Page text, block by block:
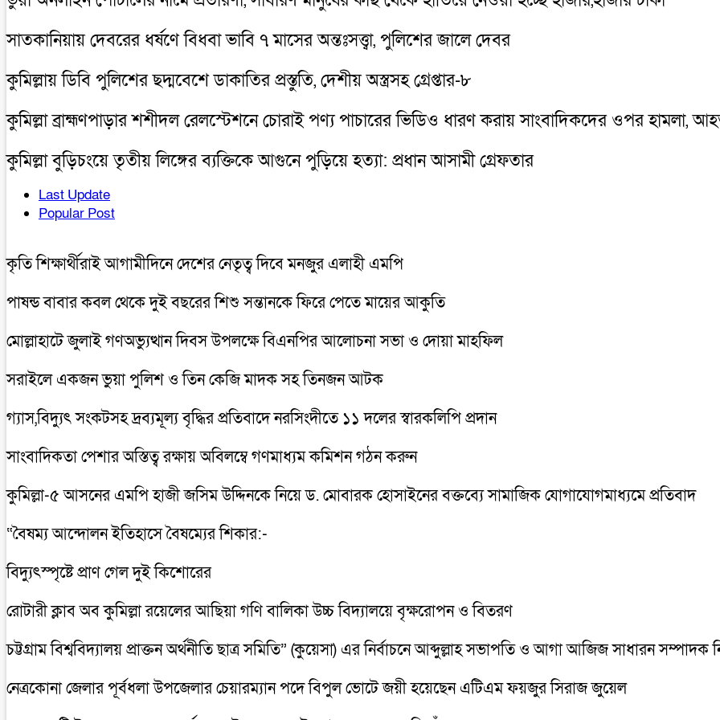
সাতকানিয়ায় দেবরের ধর্ষণে বিধবা ভাবি ৭ মাসের অন্তঃসত্ত্বা, পুলিশের জালে দেবর
কুমিল্লায় ডিবি পুলিশের ছদ্মবেশে ডাকাতির প্রস্তুতি, দেশীয় অস্ত্রসহ গ্রেপ্তার-৮
কুমিল্লা ব্রাহ্মণপাড়ার শশীদল রেলস্টেশনে চোরাই পণ্য পাচারের ভিডিও ধারণ করায় সাংবাদিকদের ওপর হামলা,
কুমিল্লা বুড়িচংয়ে তৃতীয় লিঙ্গের ব্যক্তিকে আগুনে পুড়িয়ে হত্যা: প্রধান আসামী গ্রেফতার
Last Update
Popular Post
কৃতি শিক্ষার্থীরাই আগামীদিনে দেশের নেতৃত্ব দিবে মনজুর এলাহী এমপি
পাষন্ড বাবার কবল থেকে দুই বছরের শিশু সন্তানকে ফিরে পেতে মায়ের আকুতি
মোল্লাহাটে জুলাই গণঅভ্যুত্থান দিবস উপলক্ষে বিএনপির আলোচনা সভা ও দোয়া মাহফিল
সরাইলে একজন ভুয়া পুলিশ ও তিন কেজি মাদক সহ তিনজন আটক
গ্যাস,বিদ্যুৎ সংকটসহ দ্রব্যমূল্য বৃদ্ধির প্রতিবাদে নরসিংদীতে ১১ দলের স্বারকলিপি প্রদান
সাংবাদিকতা পেশার অস্তিত্ব রক্ষায় অবিলম্বে গণমাধ্যম কমিশন গঠন করুন
কুমিল্লা-৫ আসনের এমপি হাজী জসিম উদ্দিনকে নিয়ে ড. মোবারক হোসাইনের বক্তব্যে সামাজিক যোগাযোগমাধ্যমে প্রতিবাদ
“বৈষম্য আন্দোলন ইতিহাসে বৈষম্যের শিকার:-
বিদ্যুৎস্পৃষ্টে প্রাণ গেল দুই কিশোরের
রোটারী ক্লাব অব কুমিল্লা রয়েলের আছিয়া গণি বালিকা উচ্চ বিদ্যালয়ে বৃক্ষরোপন ও বিতরণ
চট্টগ্রাম বিশ্ববিদ্যালয় প্রাক্তন অর্থনীতি ছাত্র সমিতি” (কুয়েসা) এর নির্বাচনে আব্দুল্লাহ সভাপতি ও আগা আজিজ সাধারন সম্পাদক
নেত্রকোনা জেলার পূর্বধলা উপজেলার চেয়ারম্যান পদে বিপুল ভোটে জয়ী হয়েছেন এটিএম ফয়জুর সিরাজ জুয়েল